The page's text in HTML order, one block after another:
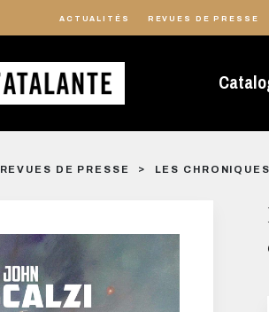
ACTUALITÉS REVUES DE PRESSE
REVUES DE PRESSE LES